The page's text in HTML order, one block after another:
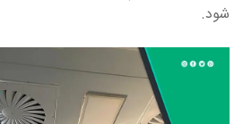
شود.